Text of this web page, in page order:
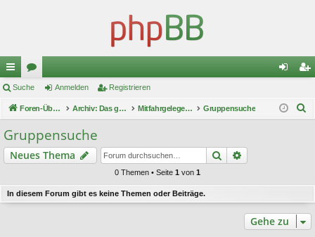
ch
ne
llz
ug
or
en m ist
Suche Anmelden Registrieren
Foren-Übersicht Archiv: Das große Turnier 1 Mitfahrgelegenheiten Gruppensuche
Gruppensuche
Neues Thema Suche
0 Themen • Seite 1 von 1
In diesem Forum gibt es keine Themen oder Beiträge.
Gehe zu